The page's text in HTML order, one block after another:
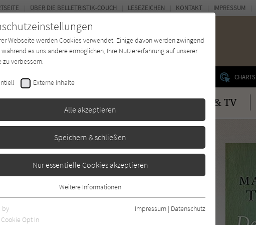
CHARTS
Verlage Magazin Kino & TV
ÜBER DIE BELLETRISTIK-COUCH LESEZEICHEN KONTAKT IMPRESSUM
Webseite werden Cookies verwendet. Einige davon werden zwingend
es uns andere ermöglichen, Ihre Nutzererfahrung auf unserer
zu verbessern.
Externe Inhalte
Alle akzeptieren
Speichern & schließen
Nur essentielle Cookies akzeptieren
Cookies werden für grundlegende Funktionen der Webseite
Dadurch ist gewährleistet, dass die Webseite einwandfrei
Weitere Informationen
by
Opt In
Impressum | Datenschutz